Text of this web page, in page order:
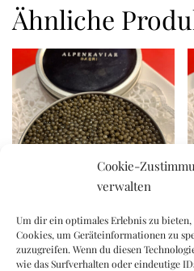
Cookie-
verwalten
Um dir ein optimales Erlebnis zu
Cookies, um Geräteinformationen zu
zuzugreifen. Wenn du diesen
wie das Surfverhalten oder eindeutige
Ähnliche
Alpenkaviar 125gm
229,17€ inkl. USt.